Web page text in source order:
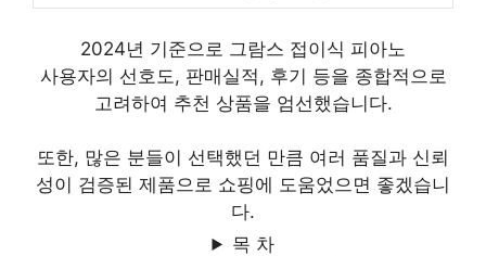
2024년 기준으로 그람스 접이식 피아노
사용자의 선호도, 판매실적, 후기 등을 종합적으로
고려하여 추천 상품을 엄선했습니다.
또한, 많은 분들이 선택했던 만큼 여러 품질과 신뢰
성이 검증된 제품으로 쇼핑에 도움었으면 좋겠습니
다.
목 차